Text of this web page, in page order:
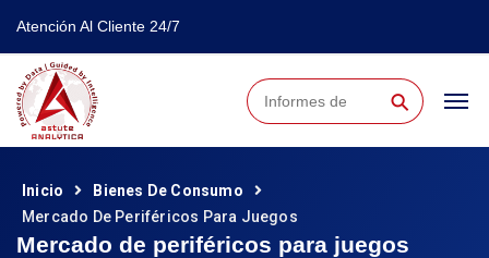
Atención Al Cliente 24/7
⚲
Inicio
Bienes De Consumo
Mercado De Periféricos Para Juegos
Mercado de periféricos para juegos